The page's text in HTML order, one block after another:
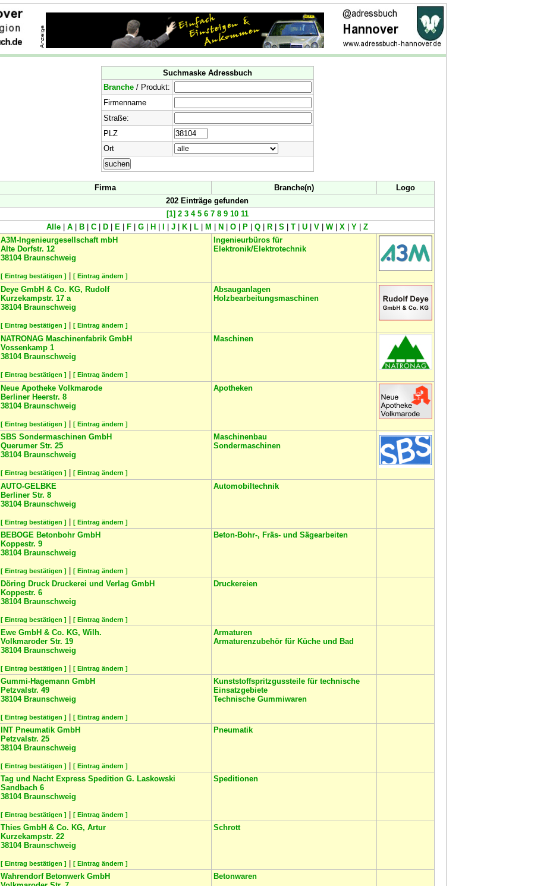
Suchmaske Adressbuch
Branche/ Produkt:
Firmenname
Straße:
PLZ
Ort
Firma Branche(n)
Logo
202 Einträge gefunden
[1] 2 3 4 5 6 7 8 9 10 11
Alle
A B C D E F G H J K L M N O P Q R S T U V W| X Y
Z
A3M-Ingenieurgesellschaft mbH
Alte Dorfstr. 12
38104 Braunschweig
[ Eintrag bestätigen ] [ Eintrag ändern ]
Ingenieurbüros für
Elektronik/Elektrotechnik
Deye GmbH & Co. KG, Rudolf
Kurzekampstr. 17 a
38104 Braunschweig
[ Eintrag bestätigen ] [ Eintrag ändern ]
Absauganlagen
Holzbearbeitungsmaschinen
NATRONAG Maschinenfabrik GmbH
Vossenkamp 1
38104 Braunschweig
[ Eintrag bestätigen ] [ Eintrag ändern ]
Maschinen
Neue Apotheke Volkmarode
Berliner Heerstr. 8
38104 Braunschweig
[ Eintrag bestätigen ] [ Eintrag ändern ]
Apotheken
SBS Sondermaschinen GmbH
Querumer Str. 25
38104 Braunschweig
[ Eintrag bestätigen ] [ Eintrag ändern ]
Maschinenbau
Sondermaschinen
AUTO-GELBKE
Berliner Str. 8
38104 Braunschweig
[ Eintrag bestätigen ] [ Eintrag ändern ]
Automobiltechnik
BEBOGE Betonbohr GmbH
Koppestr. 9
38104 Braunschweig
[ Eintrag bestätigen ] [ Eintrag ändern ]
Beton-Bohr-, Fräs- und Sägearbeiten
Döring Druck Druckerei und Verlag GmbH
Koppestr. 6
38104 Braunschweig
[ Eintrag bestätigen ] [ Eintrag ändern ]
Druckereien
Ewe GmbH & Co. KG, Wilh.
Volkmaroder Str. 19
38104 Braunschweig
[ Eintrag bestätigen ] [ Eintrag ändern ]
Armaturen
Armaturenzubehör für Küche und Bad
Gummi-Hagemann GmbH
Petzvalstr. 49
38104 Braunschweig
[ Eintrag bestätigen ] [ Eintrag ändern ]
Kunststoffspritzgussteile für technische
Einsatzgebiete
Technische Gummiwaren
INT Pneumatik GmbH
Petzvalstr. 25
38104 Braunschweig
[ Eintrag bestätigen ] [ Eintrag ändern ]
Pneumatik
Tag und Nacht Express Spedition G. Laskowski
Sandbach 6
38104 Braunschweig
[ Eintrag bestätigen ] [ Eintrag ändern ]
Speditionen
Thies GmbH & Co. KG, Artur
Kurzekampstr. 22
38104 Braunschweig
[ Eintrag bestätigen ] [ Eintrag ändern ]
Schrott
Wahrendorf Betonwerk GmbH
Betonwaren